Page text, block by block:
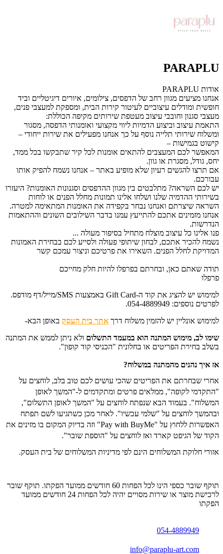
PARAPLU
אודות PARAPLU
אנחנו מציעים מגוון רחב של הדפסים, צילומים, איורים דיגיטליים וביד
חופשית ומודלים עיצוביים לעיטור קירות הבית, ומספקת למעצבי פנים,
מעצבי סגנון וחובבי עיצוב מעטפת שירותים מקיפה הכוללת:
התאמת עיצוב וביצוע הדמיות ליווי מקצועי ואומנותי הדפסה, מסגור
ומשלוח שירותי תלייה נוסף על כך אנחנו מפעילים את שירות ייחודי –
קישוט בגמישות –
המאפשר לכם המעצבים להתאים אומנות לכל קיר שתבקשו בכל ממד,
יחס, גודל, מסגרת או גוון.
אם תרצו להגשים רעיון שלא מופיע באתר – אנחנו נשמח להפיק אותו
עבורכם.
יש לכם השראה? מתלבטים בין מגוון ההדפסים וסגנונות האומנות? היעזרו
בשירותי ההדמיה שלנו ושלחו אלינו תמונות מחלל הפנים או לוחות
השראה שיצרתם ואנחנו נבחר בקפידה את האומנות המתאימה למטרה.
אנחנו מזמינים אתכם להתייעץ עמנו בדבר השילובים השונים וההתאמות
הנדרשות.
פנו אלינו כל עיצוב מוצלח מתחיל בסיפור מעולה ...
נשמח להכיר אתכם, לבחון שיתופי פעולה ולסייע לכם בבחירת האמונות
המדויקת לחלל הפנים. השאירו את פרטיכם וניצור עמכם קשר
תודה שאתם כאן, ובחרתם בפרפלו להיות חלק מחייכם
פרפלו
למימוש יש להציג את קוד ה-Gift Card באמצעות SMS/מייל/דף מודפס.
לפרטים נוספים: 054-4889949.
למימוש אונליין יש להזמין משלוח דרך אתר בית העסק באופן הבא-
שימו לב, מימוש המתנה הוא במעמד התשלום ולא ניתן לממש את המתנה
בשלב בחירת הפריטים או בחלונית "הכניסי קוד קופון".
אז איך נהנים מהמתנה במשלוח?
אחרי שבחרתם את הפריטים שהכי עושים לכם טוב בלב, לוחצים על
"התקדמי לקופה", ממלאים פרטים ומתקדמים ל-"המשך לאופן
המשלוח". בעמוד הבא שנפתח לוחצים על "המשך לאופן התשלום",
ובהמשך לוחצים על "שלמי עכשיו". לאחר מכן כשתגיעו לשם תפתח
האפשרות ללחוץ על "Pay with BuyMe" וזה בדיוק המקום בו מזינים את
הקוד של הגיפט קארד ואז לוחצים על "הוספת שובר".
אזורי חלוקת המשלוחים הינם לפי מדיניות המשלוחים של בית העסק.
תוקף שובר כספי הינו לכל הפחות 60 חודשים ממועד הפקתו. תוקף שובר
לרכישת מוצר או שירות מסויים יהיה לכל הפחות 24 חודשים ממועד
הפקתו
054-4889949
info@paraplu-art.com